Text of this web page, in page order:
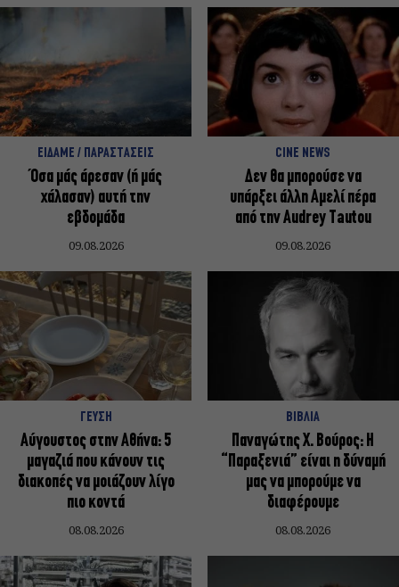
ΕΙΔΑΜΕ / ΠΑΡΑΣΤΑΣΕΙΣ
Όσα μάς άρεσαν (ή μάς
χάλασαν) αυτή την
εβδομάδα
09.08.2026
CINE NEWS
Δεν θα μπορούσε να
υπάρξει άλλη Αμελί πέρα
από την Audrey Tautou
09.08.2026
ΓΕΥΣΗ
Αύγουστος στην Αθήνα: 5
μαγαζιά που κάνουν τις
διακοπές να μοιάζουν λίγο
πιο κοντά
08.08.2026
ΒΙΒΛΙΑ
Παναγώτης Χ. Βούρος: Η
“Παραξενιά” είναι η δύναμή
μας να μπορούμε να
διαφέρουμε
08.08.2026